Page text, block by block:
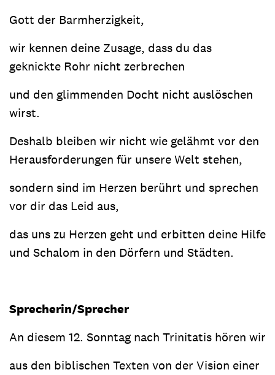
Gott der Barmherzigkeit,
wir kennen deine Zusage, dass du das
geknickte Rohr nicht zerbrechen
und den glimmenden Docht nicht auslöschen
wirst.
Deshalb bleiben wir nicht wie gelähmt vor den
Herausforderungen für unsere Welt stehen,
sondern sind im Herzen berührt und sprechen
vor dir das Leid aus,
das uns zu Herzen geht und erbitten deine Hilfe
und Schalom in den Dörfern und Städten.
Sprecherin/Sprecher
An diesem 12. Sonntag nach Trinitatis hören wir
aus den biblischen Texten von der Vision einer